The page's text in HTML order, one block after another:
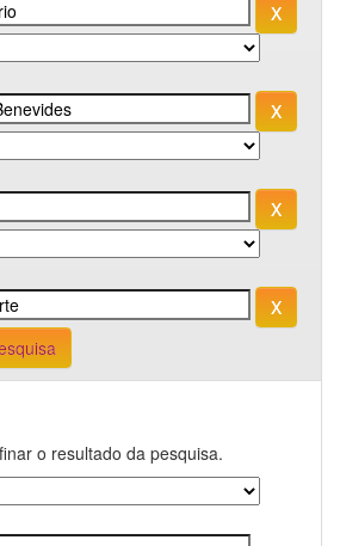
o resultado da pesquisa.